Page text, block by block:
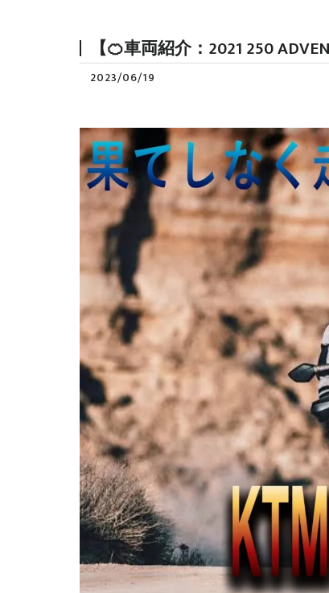
【🍊車両紹介：2021 250
2023/06/19